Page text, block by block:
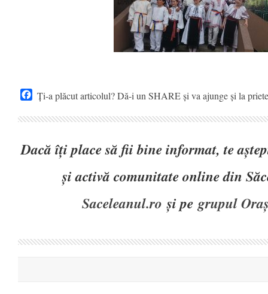
Facebook
Ți-a plăcut articolul? Dă-i un SHARE și va ajunge și la
Dacă îți place să fii bine informat, te
și activă comunitate online din
Saceleanul.ro și pegrupul